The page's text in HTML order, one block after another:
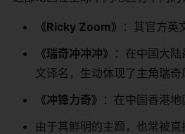
《Ricky Zoom》 ：其官方英
《瑞奇冲冲冲》 ：在中国大
文译名，生动体现了主角瑞奇
《冲锋力奇》 ：在中国香港地
由于其鲜明的主题，也常被直